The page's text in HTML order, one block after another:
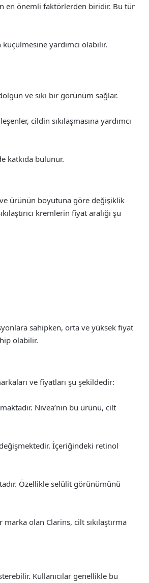
en önemli faktörlerden biridir. Bu tür
yardımcı olabilir.
ve sıkı bir görünüm sağlar.
cildin sıkılaşmasına yardımcı
katkıda bulunur.
ve ürünün boyutuna göre değişiklik
kremlerin fiyat aralığı şu
sahipken, orta ve yüksek fiyat
olabilir.
ve fiyatları şu şekildedir:
Nivea’nın bu ürünü, cilt
İçeriğindeki retinol
Özellikle selülit görünümünü
olan Clarins, cilt sıkılaştırma
Kullanıcılar genellikle bu